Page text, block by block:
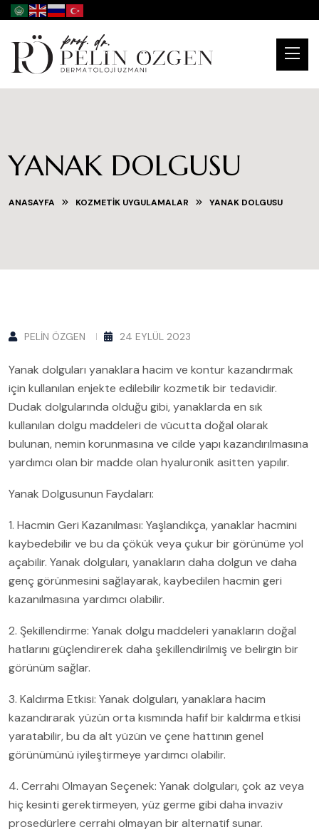
YANAK DOLGUSU
ANASAYFA KOZMETIK UYGULAMALAR YANAK DOLGUSU
PELIN ÖZGEN 24 EYLÜL 2023
Yanak dolguları yanaklara hacim ve kontur kazandırmak
için kullanılan enjekte edilebilir kozmetik bir tedavidir.
Dudak dolgularında olduğu gibi, yanaklarda en sık
kullanılan dolgu maddeleri de vücutta doğal olarak
bulunan, nemin korunmasına ve cilde yapı kazandırılmasına
yardımcı olan bir madde olan hyaluronik asitten yapılır.
Yanak Dolgusunun Faydaları:
1. Hacmin Geri Kazanılması: Yaşlandıkça, yanaklar hacmini
kaybedebilir ve bu da çökük veya çukur bir görünüme yol
açabilir. Yanak dolguları, yanakların daha dolgun ve daha
genç görünmesini sağlayarak, kaybedilen hacmin geri
kazanılmasına yardımcı olabilir.
2. Şekillendirme: Yanak dolgu maddeleri yanakların doğal
hatlarını güçlendirerek daha şekillendirilmiş ve belirgin bir
görünüm sağlar.
3. Kaldırma Etkisi: Yanak dolguları, yanaklara hacim
kazandırarak yüzün orta kısmında hafif bir kaldırma etkisi
yaratabilir, bu da alt yüzün ve çene hattının genel
görünümünü iyileştirmeye yardımcı olabilir.
4. Cerrahi Olmayan Seçenek: Yanak dolguları, çok az veya
hiç kesinti gerektirmeyen, yüz germe gibi daha invaziv
prosedürlere cerrahi olmayan bir alternatif sunar.